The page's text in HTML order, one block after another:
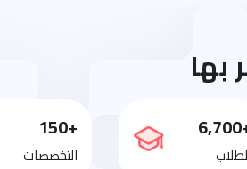
بها
+150
التخصصات